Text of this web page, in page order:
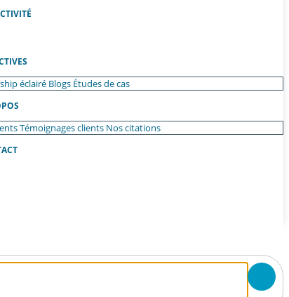
éclairé Blogs Études de cas
Témoignages clients Nos citations